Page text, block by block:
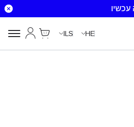
עכשיו
HE
ILS
Cart
החשבון